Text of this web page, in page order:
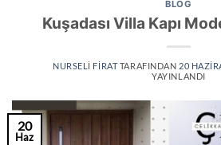
BLOG
Kuşadası Villa Kapı
NURSELI FIRATTARAFINDAN 20
YAYINLANDI
20
Haz